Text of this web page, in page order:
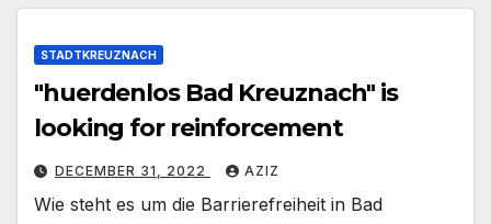
STADTKREUZNACH
"huerdenlos Bad Kreuznach" is
looking for reinforcement
DECEMBER 31, 2022 AZIZ
Wie steht es um die Barrierefreiheit in Bad